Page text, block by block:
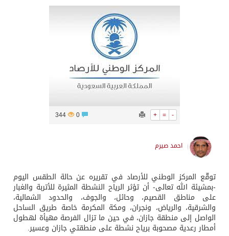
+ = -
344
احمد صيرم
توقّع المركز الوطني للأرصاد في تقريره عن حالة الطقس اليوم
-بمشيئة الله تعالى- أن تؤثر الرياح النشطة المثيرة للأتربة والغبار
على مناطق القصيم، وحائل، والجوف، والحدود الشمالية،
والشرقية، والرياض، ونجران، ومكة المكرمة خاصة طريق الساحل
الواصل إلى منطقة جازان، في حين ما تزال الفرصة مهيأة لهطول
أمطار رعدية مصحوبة برياح نشطة على منطقتي جازان وعسير.